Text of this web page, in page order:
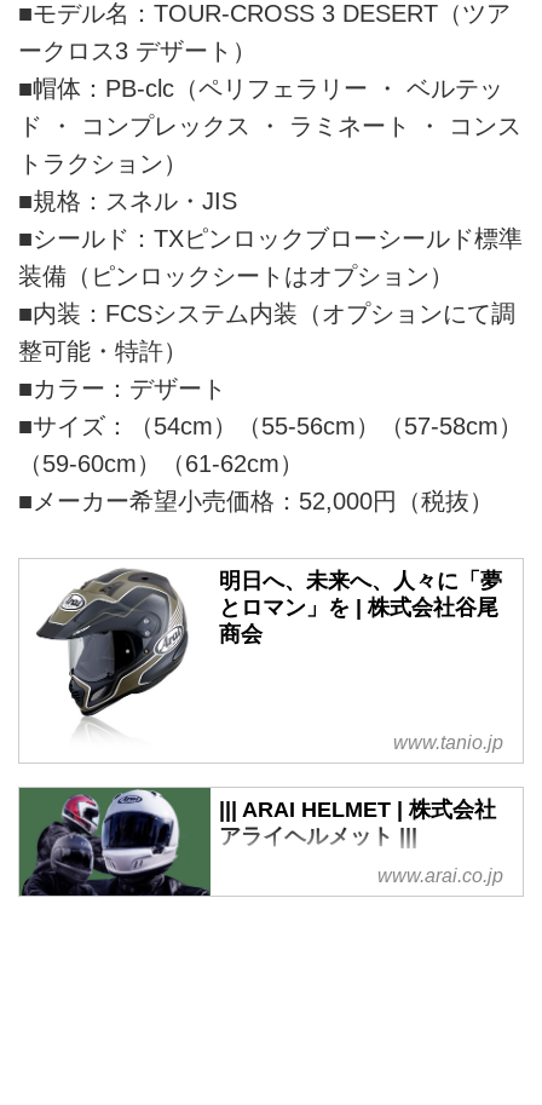
■モデル名：TOUR-CROSS 3 DESERT（ツア
ークロス3 デザート）
■帽体：PB-clc（ペリフェラリー ・ ベルテッ
ド ・ コンプレックス ・ ラミネート ・ コンス
トラクション）
■規格：スネル・JIS
■シールド：TXピンロックブローシールド標準
装備（ピンロックシートはオプション）
■内装：FCSシステム内装（オプションにて調
整可能・特許）
■カラー：デザート
■サイズ：（54cm）（55-56cm）（57-58cm）
（59-60cm）（61-62cm）
■メーカー希望小売価格：52,000円（税抜）
明日へ、未来へ、人々に「夢
とロマン」を | 株式会社谷尾
商会
www.tanio.jp
||| ARAI HELMET | 株式会社
アライヘルメット |||
アライヘルメットウェブサイト
製品に関する情報、アライニュー
www.arai.co.jp